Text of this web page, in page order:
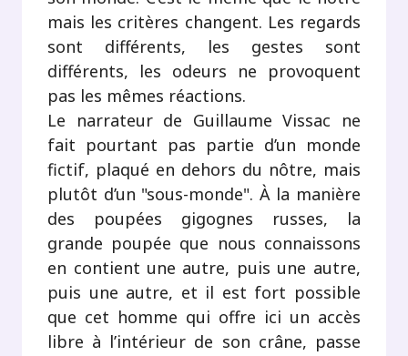
mais les critères changent. Les regards
sont différents, les gestes sont
différents, les odeurs ne provoquent
pas les mêmes réactions.
Le narrateur de Guillaume Vissac ne
fait pourtant pas partie d’un monde
fictif, plaqué en dehors du nôtre, mais
plutôt d’un "sous-monde". À la manière
des poupées gigognes russes, la
grande poupée que nous connaissons
en contient une autre, puis une autre,
puis une autre, et il est fort possible
que cet homme qui offre ici un accès
libre à l’intérieur de son crâne, passe